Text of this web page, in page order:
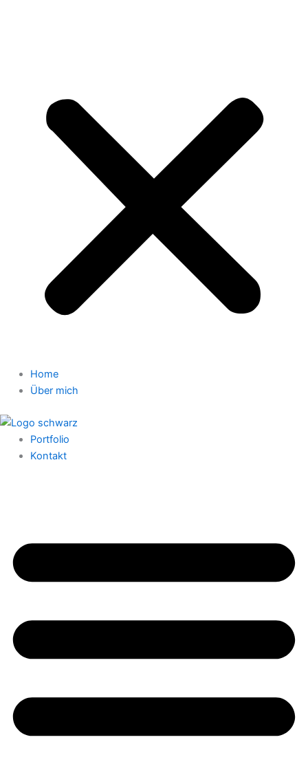
Home
Über mich
Portfolio
Kontakt